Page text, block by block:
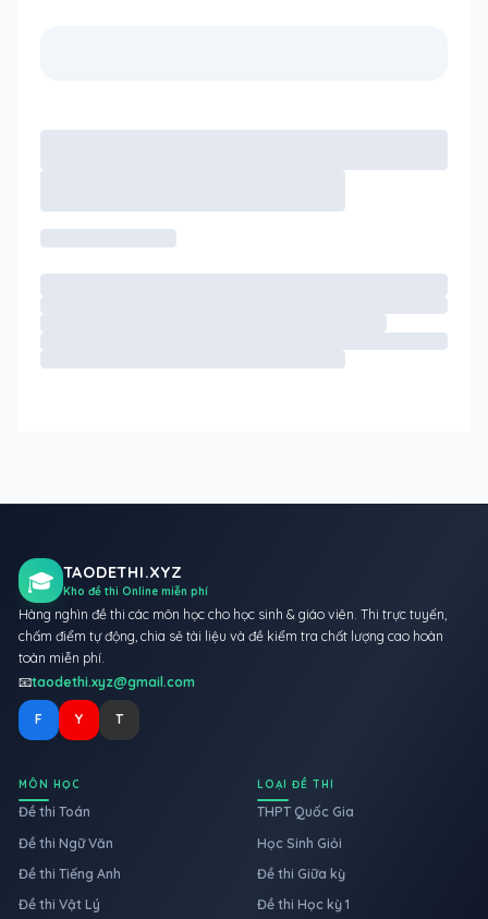
🎓 TAODETHI.XYZ
Kho đề thi Online miễn phí
Hàng nghìn đề thi các môn học cho học sinh & giáo viên. Thi trực tuyến,
chấm điểm tự động, chia sẻ tài liệu và đề kiểm tra chất lượng cao hoàn
toàn miễn phí.
📧taodethi.xyz@gmail.com
F Y T
MÔN HỌC
Đề thi Toán
Đề thi Ngữ Văn
Đề thi Tiếng Anh
Đề thi Vật Lý
LOẠI ĐỀ THI
THPT Quốc Gia
Học Sinh Giỏi
Đề thi Giữa kỳ
Đề thi Học kỳ 1